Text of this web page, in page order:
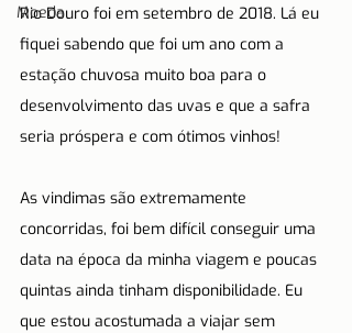
Moeda
Rio Douro foi em setembro de 2018. Lá eu
fiquei sabendo que foi um ano com a
estação chuvosa muito boa para o
desenvolvimento das uvas e que a safra
seria próspera e com ótimos vinhos!
As vindimas são extremamente
concorridas, foi bem difícil conseguir uma
data na época da minha viagem e poucas
quintas ainda tinham disponibilidade. Eu
que estou acostumada a viajar sem